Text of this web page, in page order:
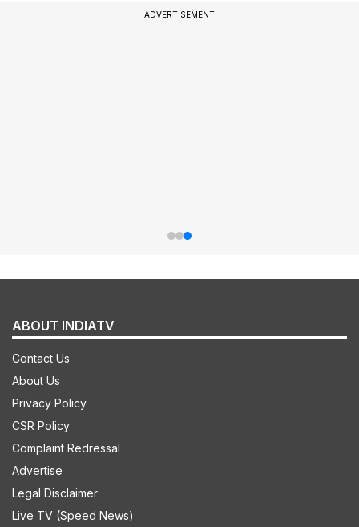
ADVERTISEMENT
ABOUT INDIATV
Contact Us
About Us
Privacy Policy
CSR Policy
Complaint Redressal
Advertise
Legal Disclaimer
Live TV (Speed News)